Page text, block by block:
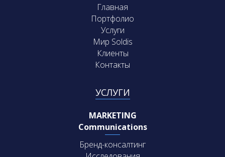
Главная
Портфолио
Услуги
Мир Soldis
Клиенты
Контакты
УСЛУГИ
MARKETING
Communications
Бренд-консалтинг